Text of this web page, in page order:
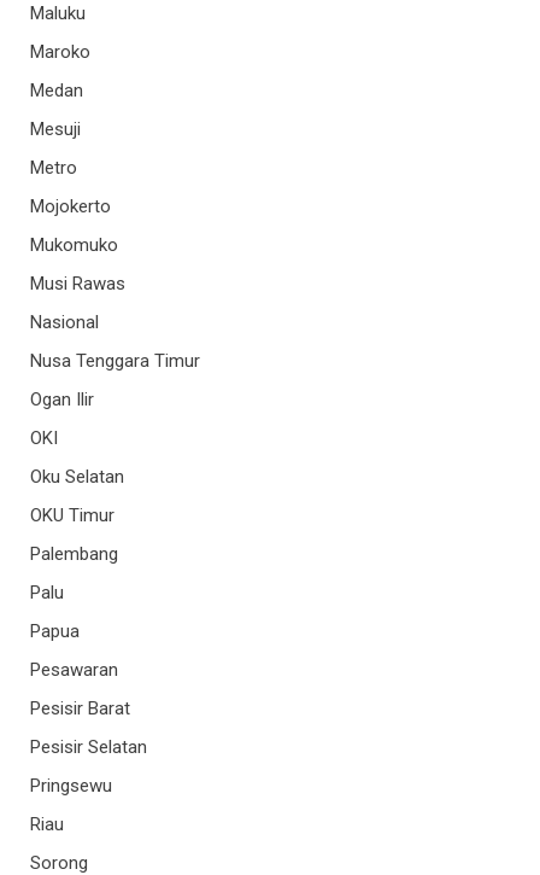
Maluku
Maroko
Medan
Mesuji
Metro
Mojokerto
Mukomuko
Musi Rawas
Nasional
Nusa Tenggara Timur
Ogan Ilir
OKI
Oku Selatan
OKU Timur
Palembang
Palu
Papua
Pesawaran
Pesisir Barat
Pesisir Selatan
Pringsewu
Riau
Sorong